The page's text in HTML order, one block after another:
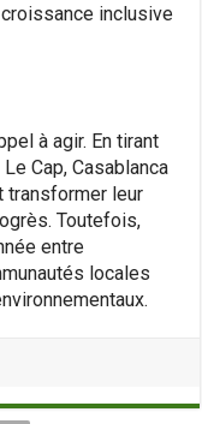
inclusive
à agir. En tirant
Cap, Casablanca
transformer leur
Toutefois,
entre
locales